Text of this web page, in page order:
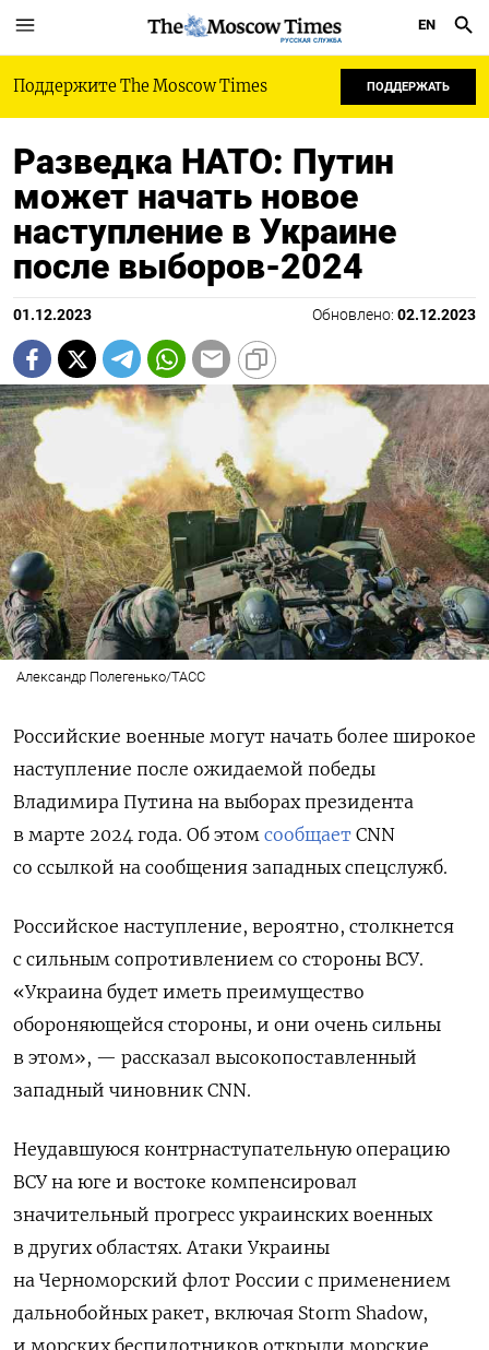
РУССКАЯ СЛУЖБА
EN
Поддержите The Moscow Times ПОДДЕРЖАТЬ
Разведка НАТО: Путин
может начать новое
наступление в Украине
после выборов-2024
01.12.2023 Обновлено: 02.12.2023
Александр Полегенько/ТАСС
Российские военные могут начать более широкое
наступление после ожидаемой победы
Владимира Путина на выборах президента
в марте 2024 года. Об этом сообщает CNN
со ссылкой на сообщения западных спецслужб.
Российское наступление, вероятно, столкнется
с сильным сопротивлением со стороны ВСУ.
«Украина будет иметь преимущество
обороняющейся стороны, и они очень сильны
в этом», — рассказал высокопоставленный
западный чиновник CNN.
Неудавшуюся контрнаступательную операцию
ВСУ на юге и востоке компенсировал
значительный прогресс украинских военных
в других областях. Атаки Украины
на Черноморский флот России с применением
дальнобойных ракет, включая Storm Shadow,
и морских беспилотников открыли морские